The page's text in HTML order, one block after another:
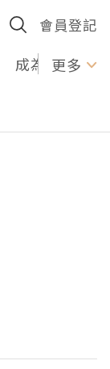
會員登記
成為U更多